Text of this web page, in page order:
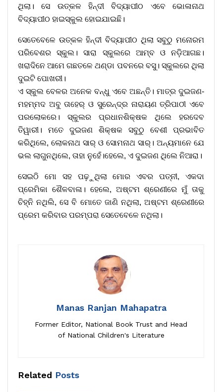
ଥିଲା। ସେ ଉତ୍କଳ ହିନ୍ଦୀ ବିଦ୍ୟାପୀଠ ଏବେ ଭୋଳାନାଥ
ବିଦ୍ୟାପୀଠ ହାଇସ୍କୁଲ ହୋଇଯାଇଛି।
ସେତେବେଳେ ଉତ୍କଳ ହିନ୍ଦୀ ବିଦ୍ୟାପୀଠ ଥିଲା ସବୁଠୁ ମନୋରମ
ପରିବେଶର ସ୍କୁଲ। ସାରା ସ୍କୁଲରେ ଆମ୍ବ ଓ ନଡ଼ିଆଗଛ।
ଖରାଦିନେ ଆମେ ଗଛତଳେ ଥଣ୍ଡା ପବନରେ ବସୁ। ସ୍କୁଲରେ ଥିଲା
ଦୁଇଟି ପୋଖରୀ।
ଏ ସ୍କୁଲ ବେଳର ଅନେକ ବନ୍ଧୁ ଏବେ ଅଛନ୍ତି। ମାତ୍ର ଦୁଇଜଣ-
ମହମ୍ମଦ ଅବୁ ତାହେର୍ ଓ ସୁରେନ୍ଦ୍ର ନାରାୟଣ ତ୍ରିପାଠୀ ଏବେ
ପରଲୋକରେ। ସ୍କୁଲର ପ୍ରଧାନଶିକ୍ଷକ ଥିଲେ ହରଦେବ
ତିୱାରୀ। ମତେ ଦୁଇଜଣ ଶିକ୍ଷକ ସବୁଠୁ ବେଶୀ ପ୍ରଭାବିତ
କରିଥିଲେ, ଲୋକନାଥ ସାର୍ ଓ ସୋମନାଥ ସାର୍। ଅନ୍ୟମାନେ ଯେ
ଭଲ ଲାଗୁନଥିଲେ, ତାହା ନୁହେଁ।ହେଲେ, ଏ ଦୁଇଜଣ ଥିଲେ ନିଆରା।
ସେଇଠି ମୋ ସହ ପଢ଼ୁଥିଲା ମୋର ଏବର ପତ୍ନୀ, ଏକଦା
ପ୍ରେମିକା ଶୈଳବାଳା। ହେଲେ, ଅଷ୍ଟମ ଶ୍ରେଣୀରେ ମୁଁ ତାକୁ
ଚିହ୍ନି ନଥିଲି, ସେ ବି ମୋତେ ଜାଣି ନଥିଲା, ଅଷ୍ଟମ ଶ୍ରେଣୀରେ
ପ୍ରେମ କରିବାର ପରମ୍ପରା ସେତେବେଳେ ନଥିଲା।
Manas Ranjan Mahapatra
Former Editor, National Book Trust and Head
of National Children's Literature
Related Posts